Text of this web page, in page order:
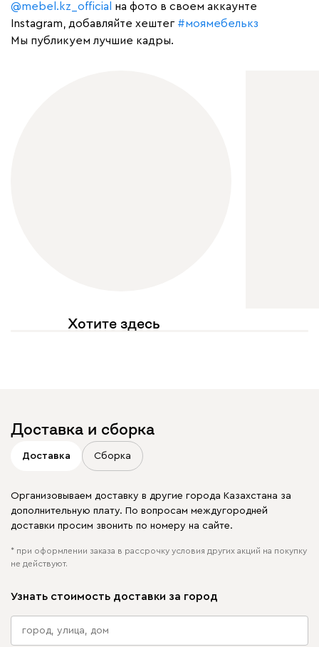
@mebel.kz_official
на фото в своем аккаунте
Instagram, добавляйте хештег #моямебелькз
Мы публикуем лучшие кадры.
Хотите здесь
Доставка и сборка
Доставка Сборка
Организовываем доставку в другие города Казахстана за
дополнительную плату. По вопросам междугородней
доставки просим звонить по номеру на сайте.
* при оформлении заказа в рассрочку условия других акций на покупку
не действуют.
Узнать стоимость доставки за город